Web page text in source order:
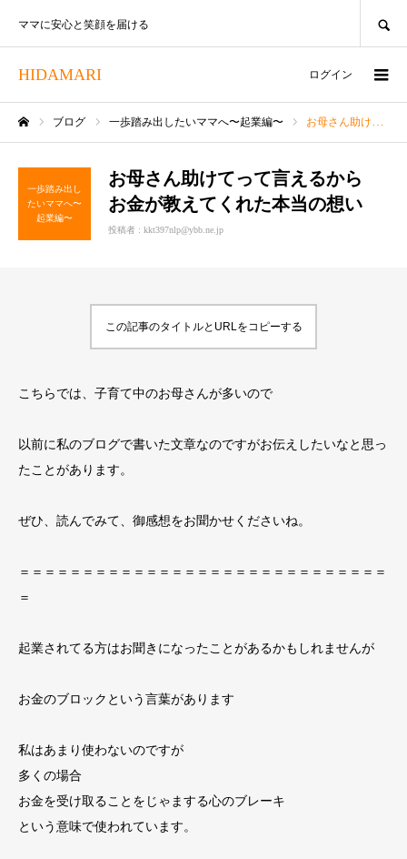
HIDAMARI
ママに安心と笑顔を届ける
ログイン
ブログ 一歩踏み出したいママへ〜起業編〜 お母さん助けてって言えるから お金が教えてくれた本当の想い
一歩踏み出し
たいママへ〜
起業編〜
お母さん助けてって言えるから
お金が教えてくれた本当の想い
投稿者 : kkt397nlp@ybb.ne.jp
この記事のタイトルとURLをコピーする
こちらでは、子育て中のお母さんが多いので
以前に私のブログで書いた文章なのですがお伝えしたいなと思っ
たことがあります。
ぜひ、読んでみて、御感想をお聞かせくださいね。
＝＝＝＝＝＝＝＝＝＝＝＝＝＝＝＝＝＝＝＝＝＝＝＝＝＝＝＝＝
＝
起業されてる方はお聞きになったことがあるかもしれませんが
お金のブロックという言葉があります
私はあまり使わないのですが
多くの場合
お金を受け取ることをじゃまする心のブレーキ
という意味で使われています。